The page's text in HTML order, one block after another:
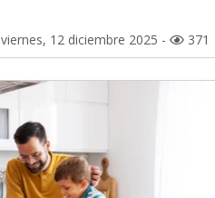
viernes, 12 diciembre 2025 - 371